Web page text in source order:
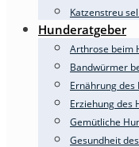
Katzenstreu
Hunderatgeber
Arthrose beim
Bandwürmer
Ernährung des
Erziehung des
Gemütliche
Gesundheit